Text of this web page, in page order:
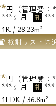
円（管理費：
***ヶ月 礼 ***
/ 28.23m²
検討リストに
円（管理費：
***ヶ月 礼 ***
/ 36.8m²